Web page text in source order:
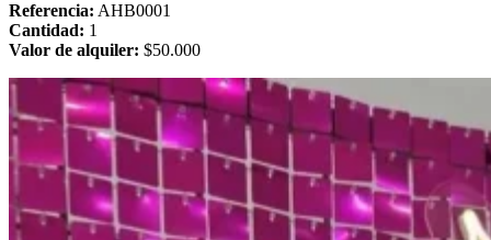
Referencia: AHB0001
Cantidad: 1
Valor de alquiler: $50.000